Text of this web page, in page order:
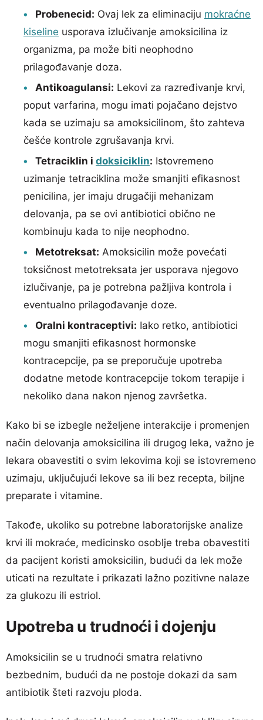
Probenecid: Ovaj lek za eliminaciju mokraćne
kiseline usporava izlučivanje amoksicilina iz
organizma, pa može biti neophodno
prilagođavanje doza.
Antikoagulansi: Lekovi za razređivanje krvi,
poput varfarina, mogu imati pojačano dejstvo
kada se uzimaju sa amoksicilinom, što zahteva
češće kontrole zgrušavanja krvi.
Tetraciklin i doksiciklin: Istovremeno
uzimanje tetraciklina može smanjiti efikasnost
penicilina, jer imaju drugačiji mehanizam
delovanja, pa se ovi antibiotici obično ne
kombinuju kada to nije neophodno.
Metotreksat: Amoksicilin može povećati
toksičnost metotreksata jer usporava njegovo
izlučivanje, pa je potrebna pažljiva kontrola i
eventualno prilagođavanje doze.
Oralni kontraceptivi: Iako retko, antibiotici
mogu smanjiti efikasnost hormonske
kontracepcije, pa se preporučuje upotreba
dodatne metode kontracepcije tokom terapije i
nekoliko dana nakon njenog završetka.
Kako bi se izbegle neželjene interakcije i promenjen
način delovanja amoksicilina ili drugog leka, važno je
lekara obavestiti o svim lekovima koji se istovremeno
uzimaju, uključujući lekove sa ili bez recepta, biljne
preparate i vitamine.
Takođe, ukoliko su potrebne laboratorijske analize
krvi ili mokraće, medicinsko osoblje treba obavestiti
da pacijent koristi amoksicilin, budući da lek može
uticati na rezultate i prikazati lažno pozitivne nalaze
za glukozu ili estriol.
Upotreba u trudnoći i dojenju
Amoksicilin se u trudnoći smatra relativno
bezbednim, budući da ne postoje dokazi da sam
antibiotik šteti razvoju ploda.